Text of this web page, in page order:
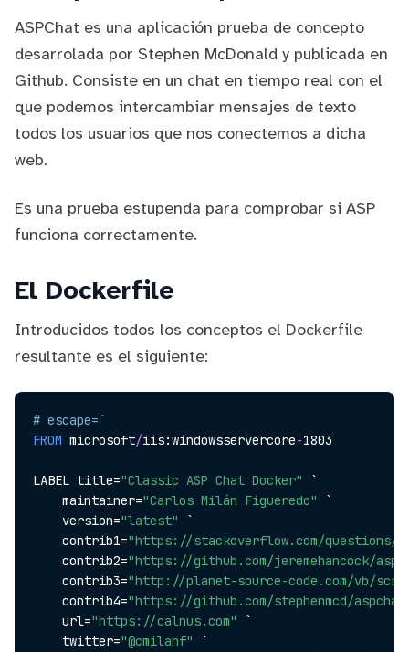
ASPChat es una aplicación prueba de concepto
desarrolada por Stephen McDonald y publicada en
Github. Consiste en un chat en tiempo real con el
que podemos intercambiar mensajes de texto
todos los usuarios que nos conectemos a dicha
web.
Es una prueba estupenda para comprobar si ASP
funciona correctamente.
El Dockerfile
Introducidos todos los conceptos el Dockerfile
resultante es el siguiente:
# escape=`
FROM microsoft/iis:windowsservercore-1803
LABEL title="Classic ASP Chat Docker"
`
    maintainer=
"Carlos Milán Figueredo"
`
    version=
"latest"
`
    contrib1=
"https://stackoverflow.com/questions/
    contrib2=
"https://github.com/jeremehancock/
    contrib3=
"http://planet-source-code.com/vb/
    contrib4=
"https://github.com/stephenmcd/
    url=
"https://calnus.com"
`
    twitter=
"@cmilanf"
`